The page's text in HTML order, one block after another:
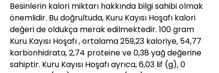
Besinlerin kalori miktarı hakkında bilgi sahibi olmak
önemlidir. Bu doğrultuda, Kuru Kayısı Hoşafı kalori
değeri de oldukça merak edilmektedir. 100 gram
Kuru Kayısı Hoşafı , ortalama 259,23 kaloriye, 54,77
karbonhidrata, 2,74 proteine ve 0,38 yağ değerine
sahiptir. Kuru Kayısı Hoşafı ayrıca, 6,03 lif (g), 0